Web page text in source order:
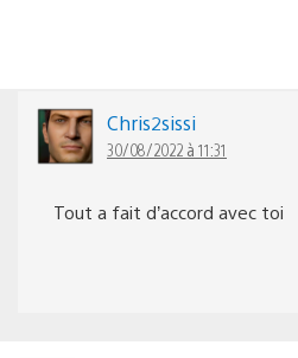
Chris2sissi
30/08/2022 à 11:31
Tout a fait d’accord avec toi